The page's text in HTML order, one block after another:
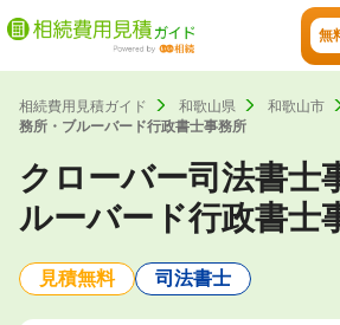
無
相続費用見積ガイド 和歌山県 和歌山市
務所・ブルーバード行政書士事務所
クローバー司法書士
ルーバード行政書士
見積無料 司法書士